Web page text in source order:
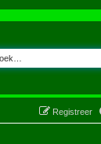
Registreer